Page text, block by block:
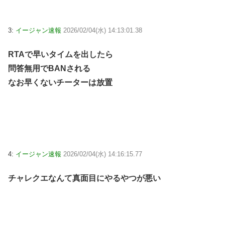
3: イージャン速報 2026/02/04(水) 14:13:01.38
RTAで早いタイムを出したら
問答無用でBANされる
なお早くないチーターは放置
4: イージャン速報 2026/02/04(水) 14:16:15.77
チャレクエなんて真面目にやるやつが悪い